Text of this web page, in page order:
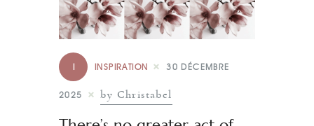
I INSPIRATION 30 DÉCEMBRE
2025 by Christabel